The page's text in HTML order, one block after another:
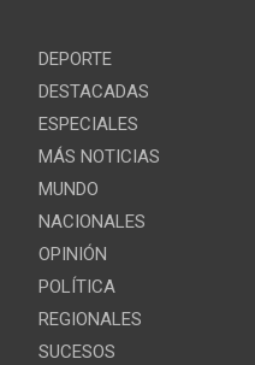
DEPORTE
DESTACADAS
ESPECIALES
MÁS NOTICIAS
MUNDO
NACIONALES
OPINIÓN
POLÍTICA
REGIONALES
SUCESOS